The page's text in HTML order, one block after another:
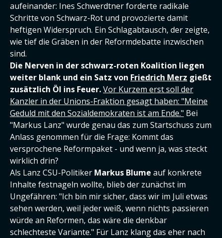
aufeinander: Ines Schwerdtner forderte radikale
Schritte von Schwarz-Rot und provozierte damit
heftigen Widerspruch. Ein Schlagabtausch, der zeigte,
wie tief die Gräben in der Reformdebatte inzwischen
sind.
Die Nerven in der schwarz-roten Koalition liegen
weiter blank und ein Satz von Friedrich Merz gießt
zusätzlich Öl ins Feuer.Vor Kurzem erst soll der
Kanzler in der Unions-Fraktion gesagt haben: "Meine
Geduld mit den Sozialdemokraten ist am Ende." Bei
"Markus Lanz" wurde genau das zum Startschuss zum
Anlass genommen für die Frage: Kommt das
versprochene Reformpaket - und wenn ja, was steckt
wirklich drin?
Als Lanz CSU-Politiker Markus Blume auf konkrete
Inhalte festnageln wollte, blieb der zunächst im
Ungefähren: "Ich bin mir sicher, dass wir im Juli etwas
sehen werden, weil jeder weiß, wenn nichts passieren
würde an Reformen, das wäre die denkbar
schlechteste Variante." Für Lanz klang das eher nach